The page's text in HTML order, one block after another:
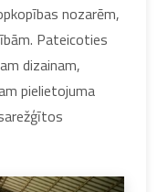
nozarēm,
Pateicoties
dizainam,
pielietojuma